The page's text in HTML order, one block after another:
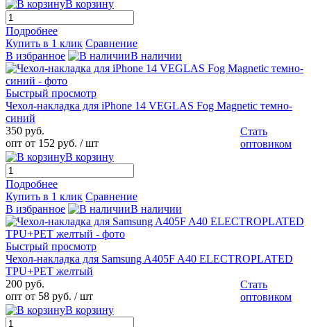
В корзину
Подробнее
Купить в 1 клик Сравнение
В избранное
В наличии
Быстрый просмотр
Чехол-накладка для iPhone 14 VEGLAS Fog Magnetic темно-
синий
350 руб.
опт от 152 руб. / шт
Стать
оптовиком
В корзину
Подробнее
Купить в 1 клик Сравнение
В избранное
В наличии
Быстрый просмотр
Чехол-накладка для Samsung A405F A40 ELECTROPLATED
TPU+PET желтый
200 руб.
опт от 58 руб. / шт
Стать
оптовиком
В корзину